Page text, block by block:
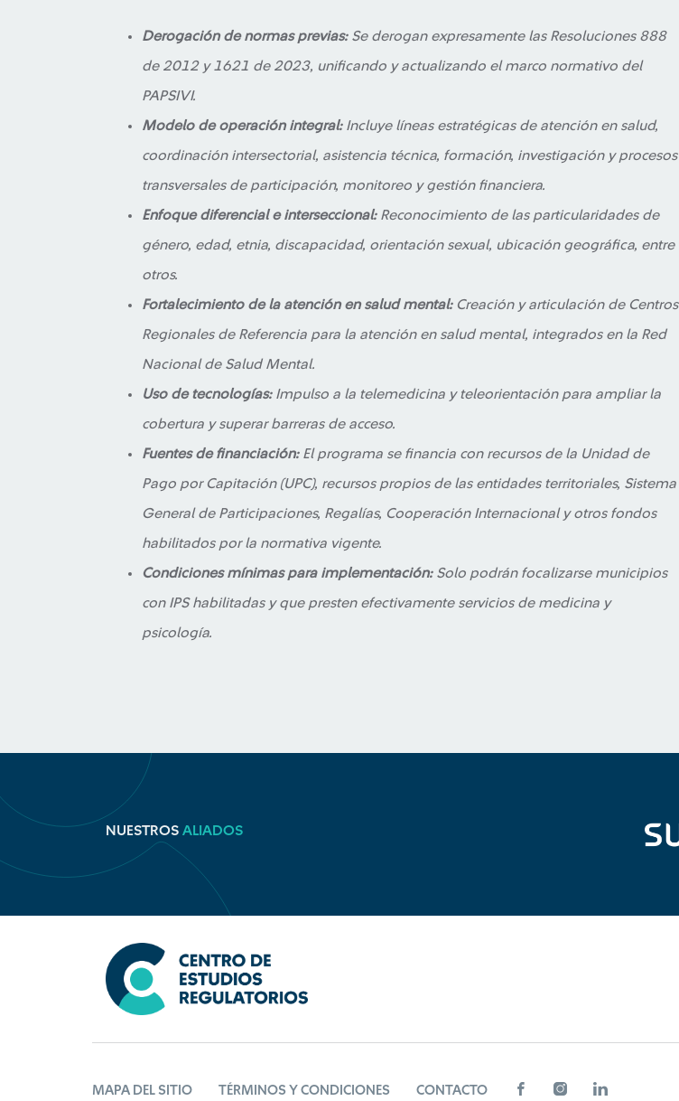
Derogación de normas previas:Se derogan expresamente las Resoluciones 888
de 2012 y 1621 de 2023, unificando y actualizando el marco normativo del
PAPSIVI.
Modelo de operación integral:Incluye líneas estratégicas de atención en salud,
coordinación intersectorial, asistencia técnica, formación, investigación y procesos
transversales de participación, monitoreo y gestión financiera.
Enfoque diferencial e interseccional:Reconocimiento de las particularidades de
género, edad, etnia, discapacidad, orientación sexual, ubicación geográfica, entre
otros.
Fortalecimiento de la atención en salud mental:Creación y articulación de Centros
Regionales de Referencia para la atención en salud mental, integrados en la Red
Nacional de Salud Mental.
Uso de tecnologías:Impulso a la telemedicina y teleorientación para ampliar la
cobertura y superar barreras de acceso.
Fuentes de financiación:El programa se financia con recursos de la Unidad de
Pago por Capitación (UPC), recursos propios de las entidades territoriales, Sistema
General de Participaciones, Regalías, Cooperación Internacional y otros fondos
habilitados por la normativa vigente.
Condiciones mínimas para implementación:Solo podrán focalizarse municipios
con IPS habilitadas y que presten efectivamente servicios de medicina y
psicología.
NUESTROS ALIADOS
MAPA DEL SITIO TÉRMINOS Y CONDICIONES CONTACTO